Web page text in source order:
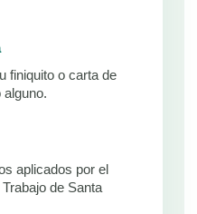
finiquito o carta de
alguno.
aplicados por el
de Santa